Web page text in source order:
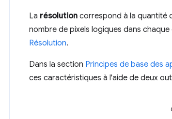
La résolution correspond à la quantité
nombre de pixels logiques dans
Résolution.
Dans la section Principes de base des
ces caractéristiques à l'aide de deux